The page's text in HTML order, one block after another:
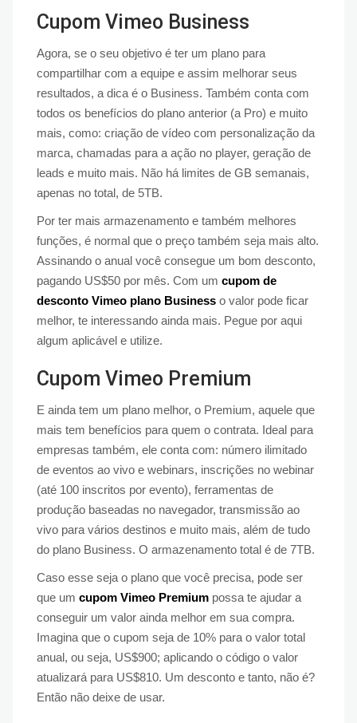
Cupom Vimeo Business
Agora, se o seu objetivo é ter um plano para
compartilhar com a equipe e assim melhorar seus
resultados, a dica é o Business. Também conta com
todos os benefícios do plano anterior (a Pro) e muito
mais, como: criação de vídeo com personalização da
marca, chamadas para a ação no player, geração de
leads e muito mais. Não há limites de GB semanais,
apenas no total, de 5TB.
Por ter mais armazenamento e também melhores
funções, é normal que o preço também seja mais alto.
Assinando o anual você consegue um bom desconto,
pagando US$50 por mês. Com um cupom de
desconto Vimeo plano Business o valor pode ficar
melhor, te interessando ainda mais. Pegue por aqui
algum aplicável e utilize.
Cupom Vimeo Premium
E ainda tem um plano melhor, o Premium, aquele que
mais tem benefícios para quem o contrata. Ideal para
empresas também, ele conta com: número ilimitado
de eventos ao vivo e webinars, inscrições no webinar
(até 100 inscritos por evento), ferramentas de
produção baseadas no navegador, transmissão ao
vivo para vários destinos e muito mais, além de tudo
do plano Business. O armazenamento total é de 7TB.
Caso esse seja o plano que você precisa, pode ser
que um cupom Vimeo Premium possa te ajudar a
conseguir um valor ainda melhor em sua compra.
Imagina que o cupom seja de 10% para o valor total
anual, ou seja, US$900; aplicando o código o valor
atualizará para US$810. Um desconto e tanto, não é?
Então não deixe de usar.